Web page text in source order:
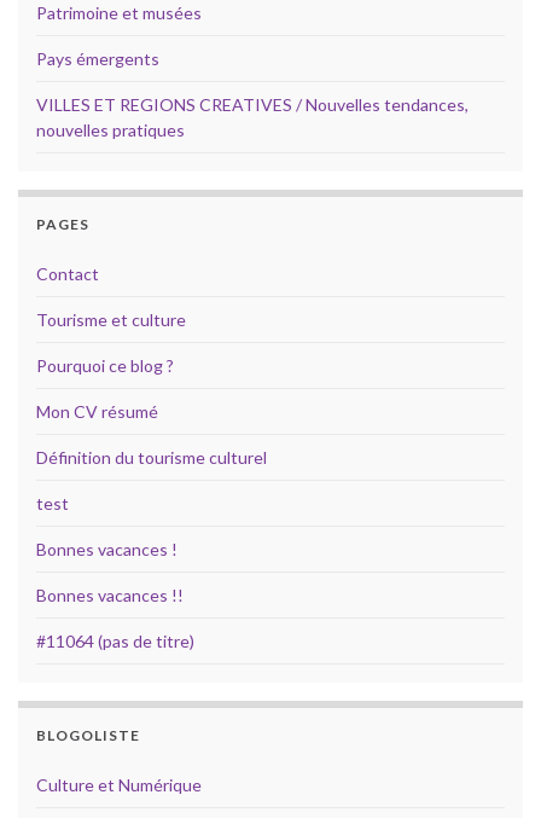
Patrimoine et musées
Pays émergents
VILLES ET REGIONS CREATIVES / Nouvelles tendances,
nouvelles pratiques
PAGES
Contact
Tourisme et culture
Pourquoi ce blog ?
Mon CV résumé
Définition du tourisme culturel
test
Bonnes vacances !
Bonnes vacances !!
#11064 (pas de titre)
BLOGOLISTE
Culture et Numérique